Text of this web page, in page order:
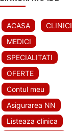
ACASA
CLINICI
MEDICI
SPECIALITATI
OFERTE
Contul meu
Asigurarea NN
Listeaza clinica